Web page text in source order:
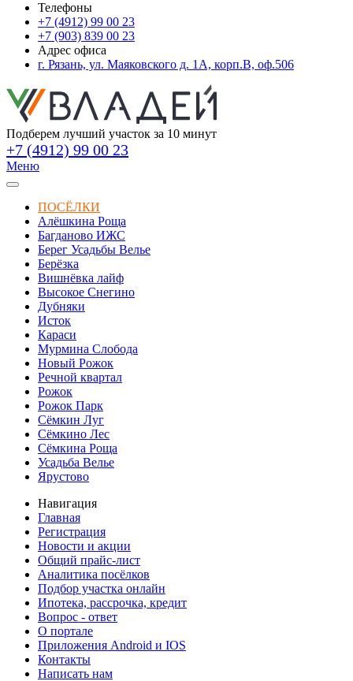
Телефоны
+7 (4912) 99 00 23
+7 (903) 839 00 23
Адрес офиса
г. Рязань, ул. Маяковского д. 1А, корп.В, оф.506
Подберем лучший участок за 10 минут
+7 (4912) 99 00 23
Меню
ПОСЁЛКИ
Алёшкина Роща
Багданово ИЖС
Берег Усадьбы Велье
Берёзка
Вишнёвка лайф
Высокое Снегино
Дубняки
Исток
Караси
Мурмина Слобода
Новый Рожок
Речной квартал
Рожок
Рожок Парк
Сёмкин Луг
Сёмкино Лес
Сёмкина Роща
Усадьба Велье
Ярустово
Навигация
Главная
Регистрация
Новости и акции
Общий прайс-лист
Аналитика посёлков
Подбор участка онлайн
Ипотека, рассрочка, кредит
Вопрос - ответ
О портале
Приложения Android и IOS
Контакты
Написать нам